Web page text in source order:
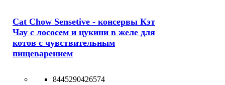
Cat Chow Sensetive - консервы Кэт
Чау с лососем и цукини в желе для
котов с чувствительным
пищеварением
8445290426574